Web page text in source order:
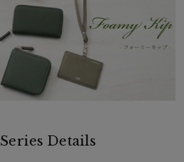
Series Details